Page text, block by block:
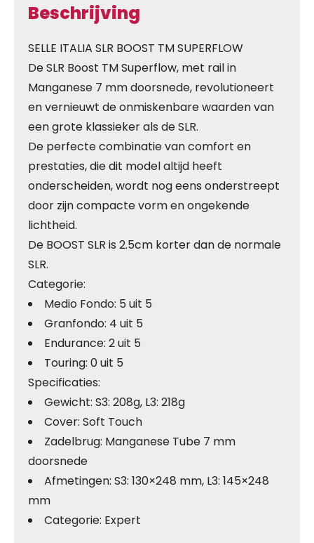
Beschrijving
SELLE ITALIA SLR BOOST TM SUPERFLOW
De SLR Boost TM Superflow, met rail in
Manganese 7 mm doorsnede, revolutioneert
en vernieuwt de onmiskenbare waarden van
een grote klassieker als de SLR.
De perfecte combinatie van comfort en
prestaties, die dit model altijd heeft
onderscheiden, wordt nog eens onderstreept
door zijn compacte vorm en ongekende
lichtheid.
De BOOST SLR is 2.5cm korter dan de normale
SLR.
Categorie:
Medio Fondo: 5 uit 5
Granfondo: 4 uit 5
Endurance: 2 uit 5
Touring: 0 uit 5
Specificaties:
Gewicht: S3: 208g, L3: 218g
Cover: Soft Touch
Zadelbrug: Manganese Tube 7 mm
doorsnede
Afmetingen: S3: 130×248 mm, L3: 145×248
mm
Categorie: Expert